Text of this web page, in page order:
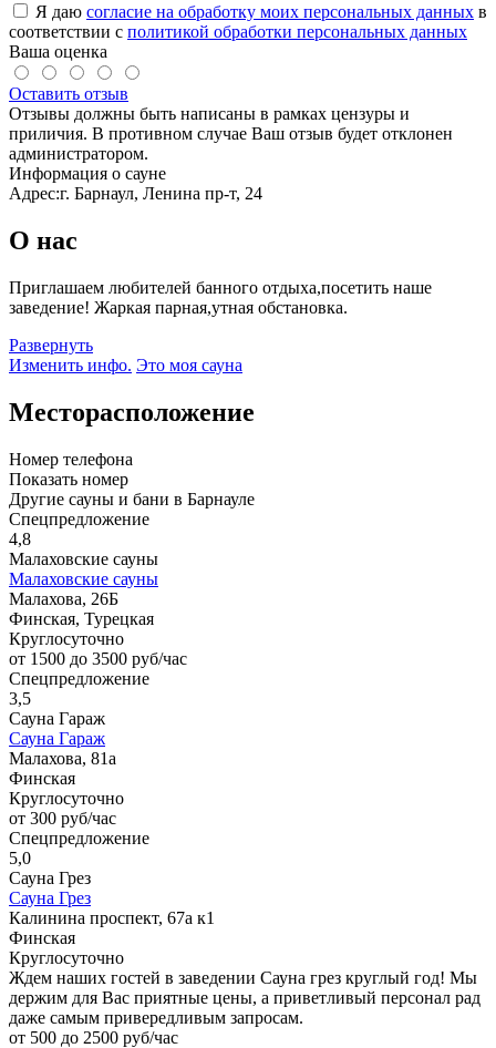
Я даю согласие на обработку моих персональных данных в
соответствии с политикой обработки персональных данных
Ваша оценка
Оставить отзыв
Отзывы должны быть написаны в рамках цензуры и
приличия. В противном случае Ваш отзыв будет отклонен
администратором.
Информация о сауне
Адрес:г. Барнаул, Ленина пр-т, 24
О нас
Приглашаем любителей банного отдыха,посетить наше
заведение! Жаркая парная,утная обстановка.
Развернуть
Изменить инфо. Это моя сауна
Месторасположение
Номер телефона
Показать номер
Другие сауны и бани в Барнауле
Спецпредложение
4,8
Малаховские сауны
Малаховские сауны
Малахова, 26Б
Финская, Турецкая
Круглосуточно
от 1500 до 3500 руб/час
Спецпредложение
3,5
Сауна Гараж
Сауна Гараж
Малахова, 81а
Финская
Круглосуточно
от 300 руб/час
Спецпредложение
5,0
Сауна Грез
Сауна Грез
Калинина проспект, 67а к1
Финская
Круглосуточно
Ждем наших гостей в заведении Сауна грез круглый год! Мы
держим для Вас приятные цены, а приветливый персонал рад
даже самым привередливым запросам.
от 500 до 2500 руб/час